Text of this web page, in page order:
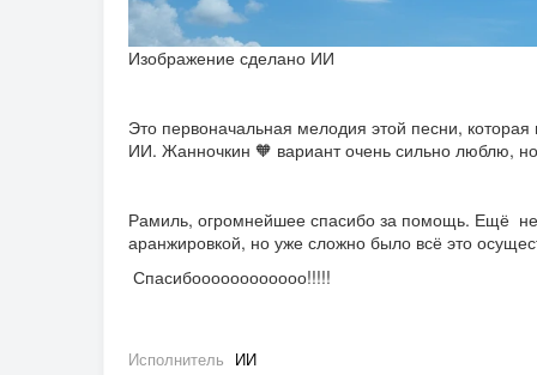
Изображение сделано ИИ
Это первоначальная мелодия этой песни,
ИИ. Жанночкин 🧡 вариант очень сильно люблю,
Рамиль, огромнейшее спасибо за помощь. Ещё
аранжировкой, но уже сложно было всё это
Спасибоооооооооооо!!!!!
Исполнитель ИИ